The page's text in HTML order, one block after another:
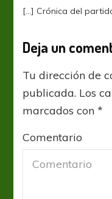
[…] Crónica del
Deja un
Tu dirección de
publicada. Los
marcados con*
Comentario